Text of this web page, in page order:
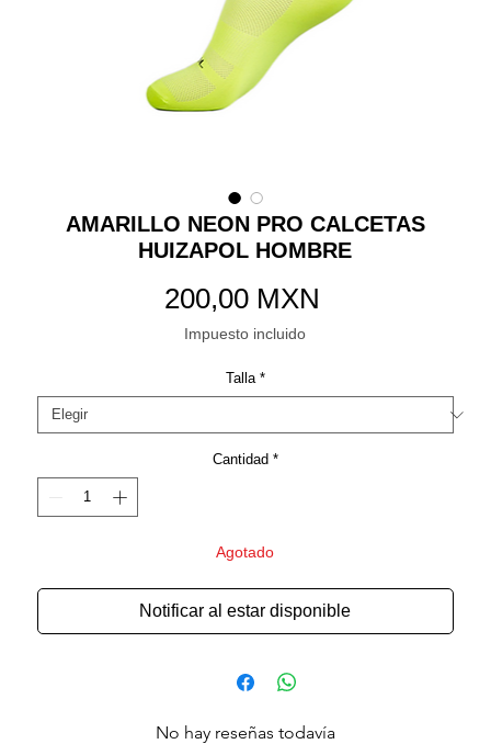
AMARILLO NEON PRO CALCETAS
HUIZAPOL HOMBRE
200,00 MXN
Impuesto incluido
Talla *
Cantidad *
Agotado
Notificar al estar disponible
No hay reseñas todavía